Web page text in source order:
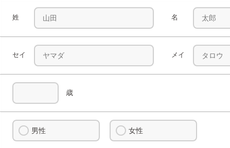
姓 名
セイ メイ
歳
男性 女性